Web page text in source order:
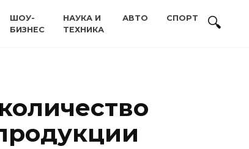
ШОУ-
БИЗНЕС
НАУКА И
ТЕХНИКА
АВТО СПОРТ